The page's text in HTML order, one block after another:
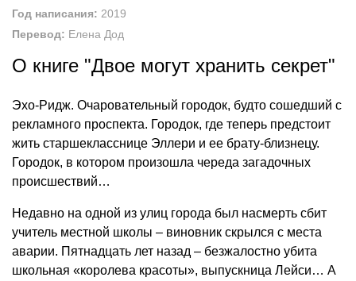
Год написания: 2019
Перевод: Елена Дод
О книге "Двое могут хранить секрет"
Эхо-Ридж. Очаровательный городок, будто сошедший с
рекламного проспекта. Городок, где теперь предстоит
жить старшекласснице Эллери и ее брату-близнецу.
Городок, в котором произошла череда загадочных
происшествий…
Недавно на одной из улиц города был насмерть сбит
учитель местной школы – виновник скрылся с места
аварии. Пятнадцать лет назад – безжалостно убита
школьная «королева красоты», выпускница Лейси… А